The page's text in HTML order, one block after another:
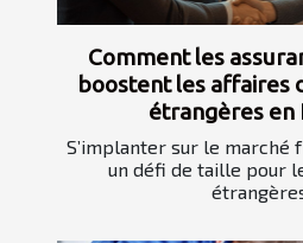
Comment les
boostent les affaires
étrangères en
S’implanter sur le marché
un défi de taille pour